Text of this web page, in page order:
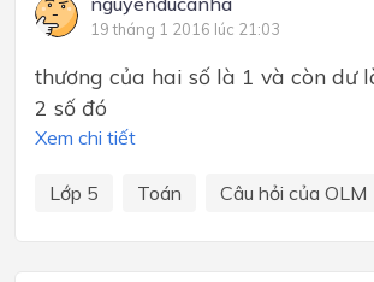
19 tháng 1 2016 lúc 21:03
thương của hai số là 1 và còn dư
2 số đó
Xem chi tiết
Lớp 5 Toán Câu hỏi của OLM